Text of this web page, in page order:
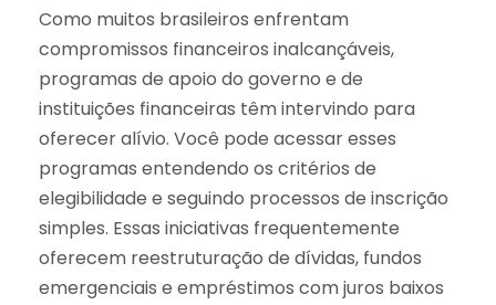
Como muitos brasileiros enfrentam
compromissos financeiros inalcançáveis,
programas de apoio do governo e de
instituições financeiras têm intervindo para
oferecer alívio. Você pode acessar esses
programas entendendo os critérios de
elegibilidade e seguindo processos de inscrição
simples. Essas iniciativas frequentemente
oferecem reestruturação de dívidas, fundos
emergenciais e empréstimos com juros baixos